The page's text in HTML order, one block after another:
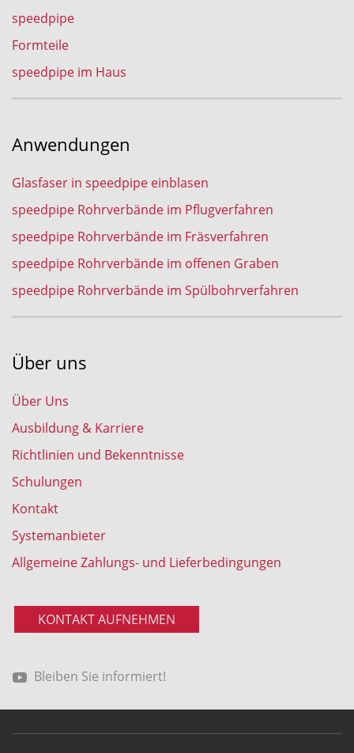
speedpipe
Formteile
speedpipe im Haus
Anwendungen
Glasfaser in speedpipe einblasen
speedpipe Rohrverbände im Pflugverfahren
speedpipe Rohrverbände im Fräsverfahren
speedpipe Rohrverbände im offenen Graben
speedpipe Rohrverbände im Spülbohrverfahren
Über uns
Über Uns
Ausbildung & Karriere
Richtlinien und Bekenntnisse
Schulungen
Kontakt
Systemanbieter
Allgemeine Zahlungs- und Lieferbedingungen
KONTAKT AUFNEHMEN
Bleiben Sie informiert!